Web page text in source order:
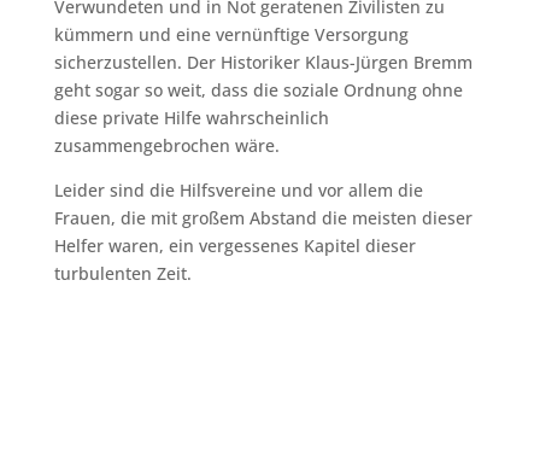
Verwundeten und in Not geratenen Zivilisten zu
kümmern und eine vernünftige Versorgung
sicherzustellen. Der Historiker Klaus-Jürgen Bremm
geht sogar so weit, dass die soziale Ordnung ohne
diese private Hilfe wahrscheinlich
zusammengebrochen wäre.
Leider sind die Hilfsvereine und vor allem die
Frauen, die mit großem Abstand die meisten dieser
Helfer waren, ein vergessenes Kapitel dieser
turbulenten Zeit.